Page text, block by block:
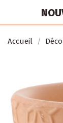
Accueil